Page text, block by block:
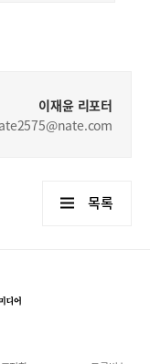
이재윤 리포터
목록